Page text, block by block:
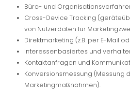
Büro- und
Cross-Device Tracking
von Nutzerdaten für
Direktmarketing (z.B. per E-Mail
Interessenbasiertes und
Kontaktanfragen und
Konversionsmessung (Messung
Marketingmaßnahmen).